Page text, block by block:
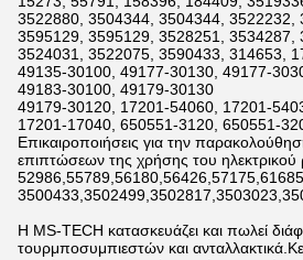
3522880, 3504344, 3504344, 3522232,
3595129, 3595129, 3528251, 3534287,
3524031, 3522075, 3590433, 314653,
49135-30100, 49177-30130, 49177-
49183-30100, 49179-30130
49179-30120, 17201-54060, 17201-
17201-17040, 650551-3120, 650551-
Επικαιροποιήσεις για την
επιπτώσεων της χρήσης του ηλεκτρικού
Η MS-TECH κατασκευάζει και πωλεί
τουρμποσυμπιεστών και